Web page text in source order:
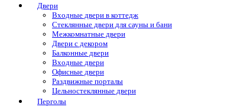
Двери
Входные двери в коттедж
Стеклянные двери для сауны и бани
Межкомнатные двери
Двери с декором
Балконные двери
Входные двери
Офисные двери
Раздвижные порталы
Цельностеклянные двери
Перголы